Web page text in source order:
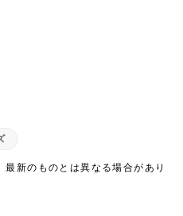
新のものとは異なる場合があり